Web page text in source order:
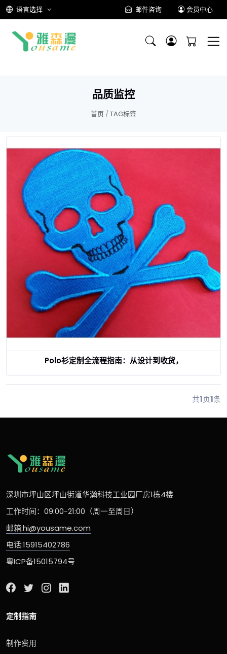
语言选择 邮件咨询 会员中心
品质监控
首页 / TAG标签
Polo衫定制全流程指南：从设计到收货，
共1页1条
深圳市坪山区坪山街道华瀚科技工业园厂房1栋4楼
工作时间：09:00-21:00（周一至周日）
邮箱:hi@yousame.com
电话:15915402786
粤ICP备15015794号
定制指南
制作费用